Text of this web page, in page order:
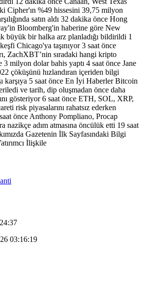
Cipher'ın %49 hissesini 39,75 milyon
satın aldı 32 dakika önce Hong
Bloomberg'in haberine göre New
büyük bir halka arz planladığı bildirildi 1
Chicago'ya taşınıyor 3 saat önce
ZachXBT’nin sıradaki hangi kripto
3 milyon dolar bahis yaptı 4 saat önce Jane
çöküşünü hızlandıran içeriden bilgi
karşıya 5 saat önce En İyi Haberler Bitcoin
ve tarih, dip oluşmadan önce daha
gösteriyor 6 saat önce ETH, SOL, XRP,
risk piyasalarını rahatsız ederken
önce Anthony Pompliano, Procap
nazikçe adım atmasına öncülük etti 19 saat
Gazetenin İlk Sayfasındaki Bilgi
İlişkile
03:16:19